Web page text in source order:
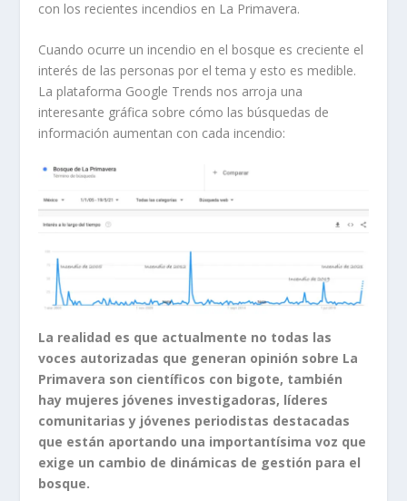
con los recientes incendios en La Primavera.
Cuando ocurre un incendio en el bosque es creciente el
interés de las personas por el tema y esto es medible.
La plataforma Google Trends nos arroja una
interesante gráfica sobre cómo las búsquedas de
información aumentan con cada incendio:
La realidad es que actualmente no todas las
voces autorizadas que generan opinión sobre La
Primavera son científicos con bigote, también
hay mujeres jóvenes investigadoras, líderes
comunitarias y jóvenes periodistas destacadas
que están aportando una importantísima voz que
exige un cambio de dinámicas de gestión para el
bosque.